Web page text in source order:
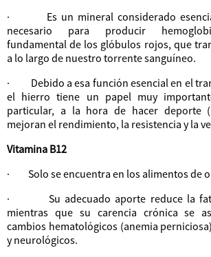
· Es un mineral considerado
necesario para producir
fundamental de los glóbulos rojos, que
a lo largo de nuestro torrente sanguíneo.
· Debido a esa función esencial en el
el hierro tiene un papel muy
particular, a la hora de hacer deporte
mejoran el rendimiento, la resistencia y la
Vitamina B12
· Solo se encuentra en los alimentos de
· Su adecuado aporte reduce la
mientras que su carencia crónica se
cambios hematológicos (anemia
y neurológicos.